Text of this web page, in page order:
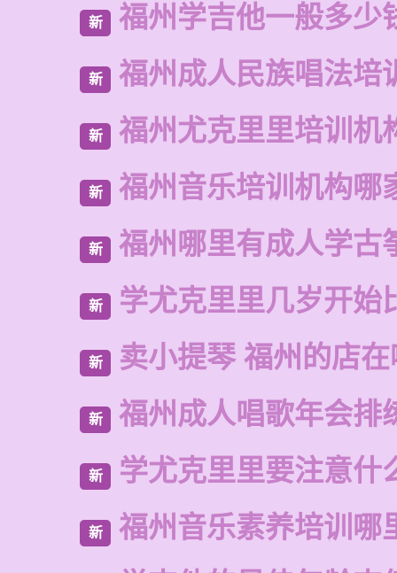
新 福州学吉他一般多少
新 福州成人民族唱法培
新 福州尤克里里培训机
新 福州音乐培训机构哪
新 福州哪里有成人学古
新 学尤克里里几岁开始
新 卖小提琴 福州的店
新 福州成人唱歌年会排
新 学尤克里里要注意什
新 福州音乐素养培训哪